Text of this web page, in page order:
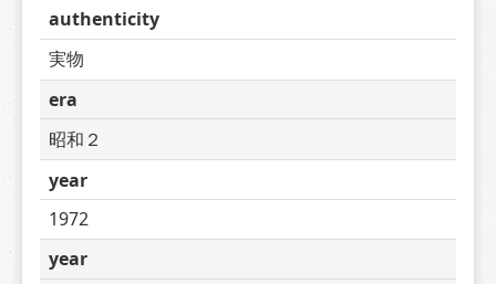
authenticity
実物
era
昭和２
year
1972
year